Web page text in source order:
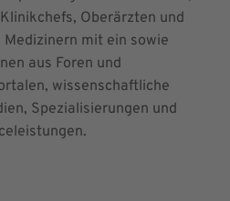
Oberärzten und
mit ein sowie
aus Foren und
wissenschaftliche
Spezialisierungen und